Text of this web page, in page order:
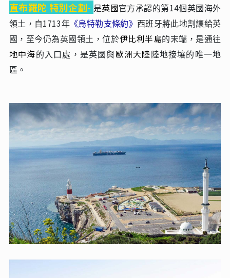
直布羅陀 特別企劃- 是英國官方承認的第14個英國海外
領土 ，自1713年 《烏特勒支條約》 西班牙將此地割讓給英
國，至今仍為英國領土，位於伊比利半島的末端，是通往
地中海的入口處，是英國與歐洲大陸 陸地接壤的唯一地
區。